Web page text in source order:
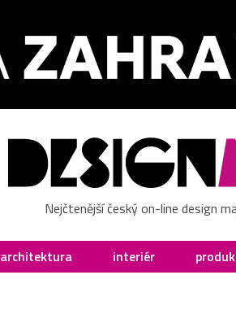
Nejčtenější český on-line design
architektura interiér